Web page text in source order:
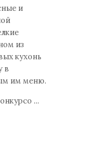
и
из
кухонь
в
им меню.
...